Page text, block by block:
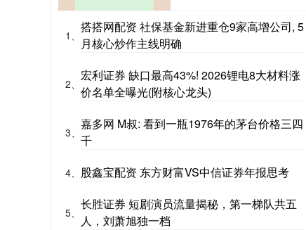
1、
搭搭网配资 社保基金新进重仓9家高增公司, 5
月核心炒作主线明确
2、
宏利证券 缺口最高43%! 2026锂电8大材料涨
价名单全曝光(附核心龙头)
3、
嘉多网 M叔: 看到一瓶1976年的茅台价格三四
千
4、 股鑫宝配资 东方财富VS中信证券年报思考
5、
长胜证券 短剧演员流量揭秘，第一梯队共五
人，刘萧旭独一档